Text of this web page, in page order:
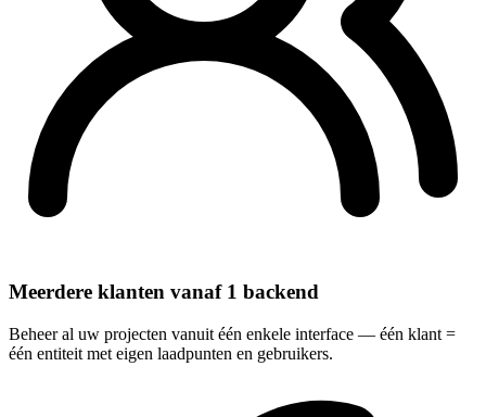
Meerdere klanten vanaf 1 backend
Beheer al uw projecten vanuit één enkele interface — één klant =
één entiteit met eigen laadpunten en gebruikers.